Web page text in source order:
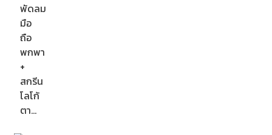
พัดลม
มือ
ถือ
พกพา
+
สกรีน
โลโก้
ตา…